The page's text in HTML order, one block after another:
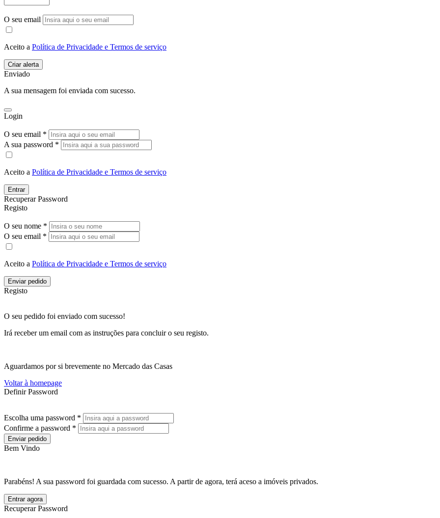
O seu email
Aceito a Política de Privacidade e Termos de serviço
Enviado
A sua mensagem foi enviada com sucesso.
Login
O seu email *
A sua password *
Aceito a Política de Privacidade e Termos de serviço
Entrar
Recuperar Password
Registo
O seu nome *
O seu email *
Aceito a Política de Privacidade e Termos de serviço
Enviar pedido
Registo
O seu pedido foi enviado com sucesso!
Irá receber um email com as instruções para concluir o seu registo.
Aguardamos por si brevemente no Mercado das Casas
Voltar à homepage
Definir Password
Escolha uma password *
Confirme a password *
Enviar pedido
Bem Vindo
Parabéns! A sua password foi guardada com sucesso. A partir de agora, terá aceso a imóveis privados.
Entrar agora
Recuperar Password